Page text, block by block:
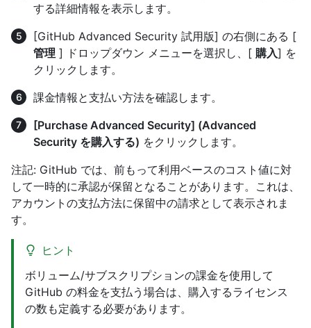
する詳細情報を表示します。
[GitHub Advanced Security 試用版] の右側にある [
管理 ] ドロップダウン メニューを選択し、[ 購入] を
クリックします。
課金情報と支払い方法を確認します。
[Purchase Advanced Security] (Advanced
Security を購入する) をクリックします。
注記: GitHub では、前もって利用ベースのコスト値に対
して一時的に承認が保留となることがあります。これは、
アカウントの支払方法に保留中の請求として表示されま
す。
ヒント
ボリューム/サブスクリプションの課金を使用して
GitHub の料金を支払う場合は、購入するライセンス
の数も定義する必要があります。